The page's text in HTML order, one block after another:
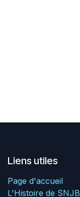
Liens utiles
Page d'accueil
L'Histoire de SNJB